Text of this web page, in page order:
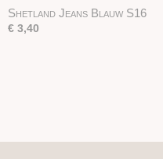
Shetland Jeans Blauw S16
€ 3,40